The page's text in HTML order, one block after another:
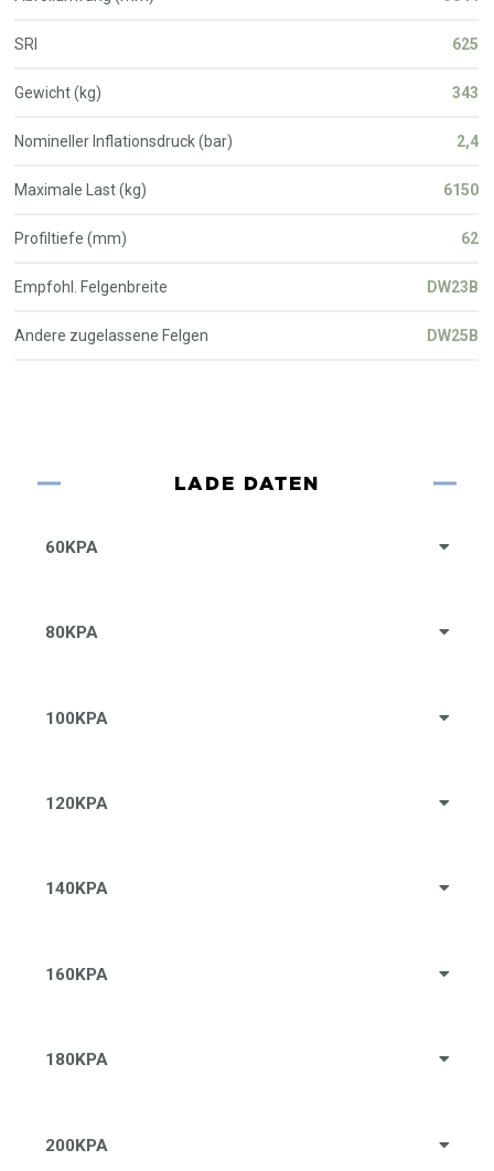
SRI 625
Gewicht (kg) 343
Nomineller Inflationsdruck (bar) 2,4
Maximale Last (kg) 6150
Profiltiefe (mm) 62
Empfohl. Felgenbreite DW23B
Andere zugelassene Felgen DW25B
LADE DATEN
60KPA
80KPA
100KPA
120KPA
140KPA
160KPA
180KPA
200KPA